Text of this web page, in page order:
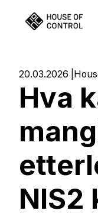
20.03.2026
Hva
NIS2